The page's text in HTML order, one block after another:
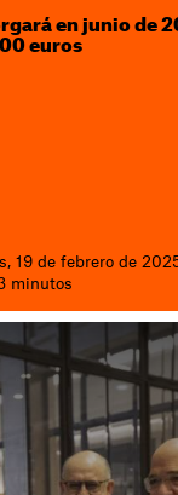
en junio de
euros
19 de febrero de
minutos